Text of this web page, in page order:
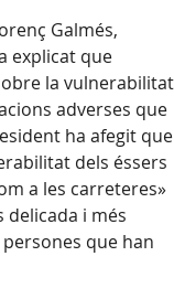
Galmés,
explicat que
la vulnerabilitat
adverses que
ha afegit que
dels éssers
a les carreteres»
delicada i més
que han